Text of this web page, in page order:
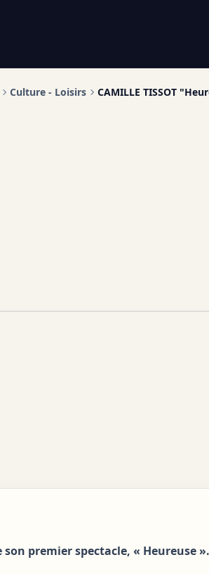
Culture - Loisirs CAMILLE TISSOT
premier spectacle, « Heureuse ».